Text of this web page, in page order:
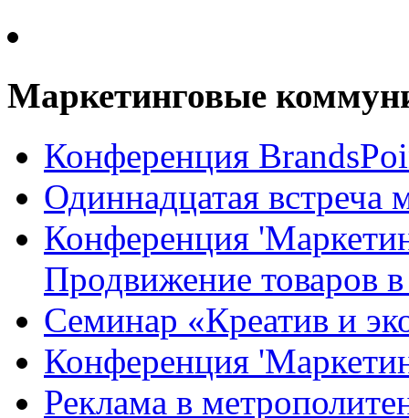
Маркетинговые
Конференция
Одиннадцатая
Конференция
Продвижение товаров
Семинар «Креатив и
Конференция
Реклама в